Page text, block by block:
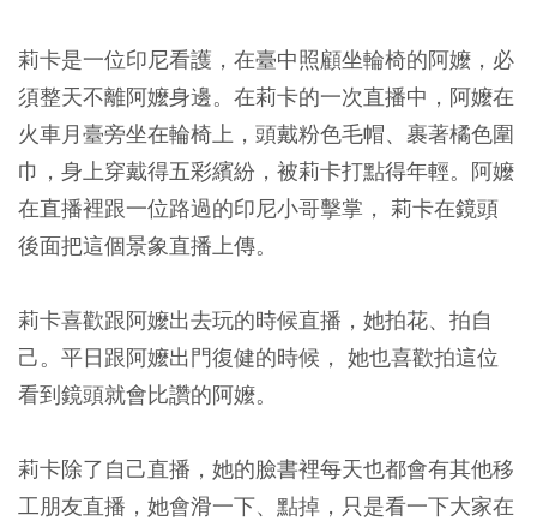
莉卡是一位印尼看護，在臺中照顧坐輪椅的阿嬤，必
須整天不離阿嬤身邊。在莉卡的一次直播中，阿嬤在
火車月臺旁坐在輪椅上，頭戴粉色毛帽、裹著橘色圍
巾，身上穿戴得五彩繽紛，被莉卡打點得年輕。阿嬤
在直播裡跟一位路過的印尼小哥擊掌， 莉卡在鏡頭
後面把這個景象直播上傳。
莉卡喜歡跟阿嬤出去玩的時候直播，她拍花、拍自
己。平日跟阿嬤出門復健的時候， 她也喜歡拍這位
看到鏡頭就會比讚的阿嬤。
莉卡除了自己直播，她的臉書裡每天也都會有其他移
工朋友直播，她會滑一下、點掉，只是看一下大家在